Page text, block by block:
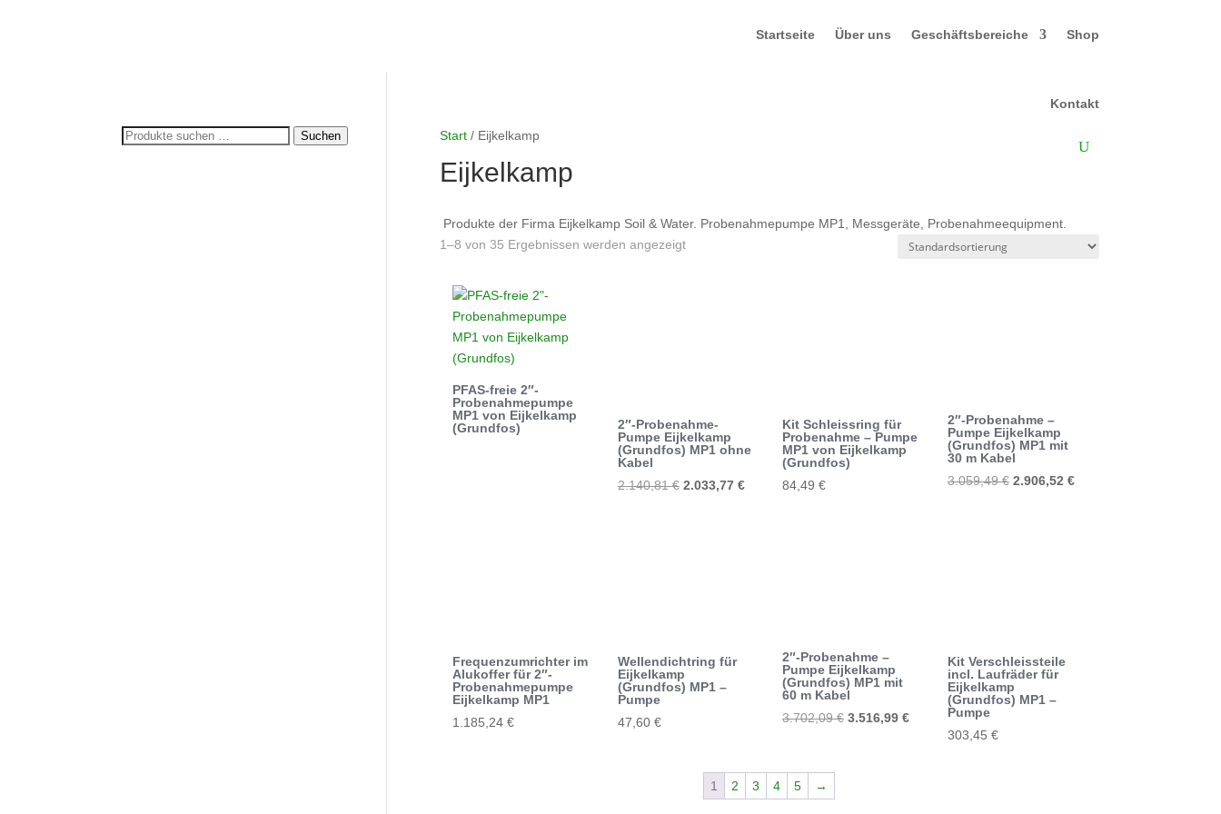
Startseite Über uns Geschäftsbereiche Shop
Kontakt
Start/ Eijkelkamp
Eijkelkamp
Produkte der Firma Eijkelkamp Soil & Water. Probenahmepumpe MP1, Messgeräte, Probenahmeequipment.
1–8 von 35 Ergebnissen werden angezeigt
PFAS-freie 2″-
Probenahmepumpe
MP1 von Eijkelkamp
(Grundfos)
2″-Probenahme-
Pumpe Eijkelkamp
(Grundfos) MP1 ohne
Kabel
2.140,81€ Ursprünglicher
2.033,77 €Aktueller
Kit Schleissring für
Probenahme – Pumpe
MP1 von Eijkelkamp
(Grundfos)
84,49€
2″-Probenahme –
Pumpe Eijkelkamp
(Grundfos) MP1 mit
30 m Kabel
3.059,49€ Ursprünglicher
2.906,52 €Aktueller
Frequenzumrichter im
Alukoffer für 2″-
Probenahmepumpe
Eijkelkamp MP1
1.185,24€
Wellendichtring für
Eijkelkamp
(Grundfos) MP1 –
Pumpe
47,60 €
2″-Probenahme –
Pumpe Eijkelkamp
(Grundfos) MP1 mit
60 m Kabel
3.702,09€ Ursprünglicher
3.516,99€Aktueller
Kit Verschleissteile
incl. Laufräder für
Eijkelkamp
(Grundfos) MP1 –
Pumpe
303,45 €
1 2 3 4 5 →
Suchen
Suchen